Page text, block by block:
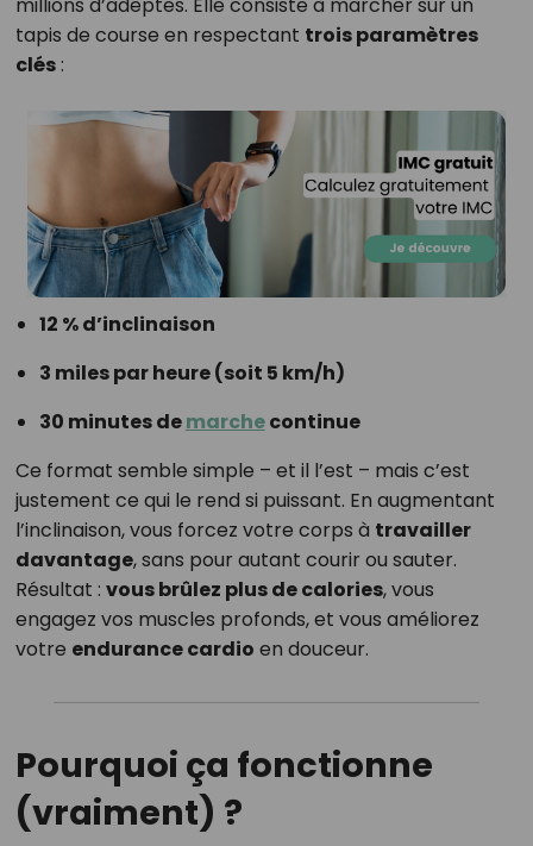
tapis de course en respectant trois paramètres
clés:
12 % d’inclinaison
3 miles par heure (soit 5 km/h)
30 minutes demarchecontinue
Ce format semble simple – et il l’est – mais c’est
justement ce qui le rend si puissant. En augmentant
l’inclinaison, vous forcez votre corps à travailler
davantage, sans pour autant courir ou sauter.
Résultat : vous brûlez plus de calories, vous
engagez vos muscles profonds, et vous améliorez
votre endurance cardio en douceur.
Pourquoi ça fonctionne
(vraiment) ?